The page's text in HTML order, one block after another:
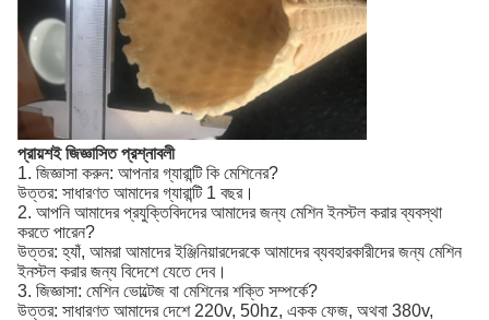
প্রায়শই জিজ্ঞাসিত প্রশ্নাবলী
1. জিজ্ঞাসা করুন: আপনার গ্যারান্টি কি মেশিনের?
উত্তর: সাধারণত আমাদের গ্যারান্টি 1 বছর।
2. আপনি আমাদের প্রযুক্তিবিদদের আমাদের জন্য মেশিন ইনস্টল করার ব্যবস্থা
করতে পারেন?
উত্তর: হ্যাঁ, আমরা আমাদের ইঞ্জিনিয়ারদেরকে আমাদের ব্যবহারকারীদের জন্য মেশিন
ইনস্টল করার জন্য বিদেশে যেতে দেব।
3. জিজ্ঞাসা: মেশিন ভোল্টেজ বা মেশিনের শক্তি সম্পর্কে?
উত্তর: সাধারণত আমাদের দেশে 220v, 50hz, একক ফেজ, অথবা 380v,